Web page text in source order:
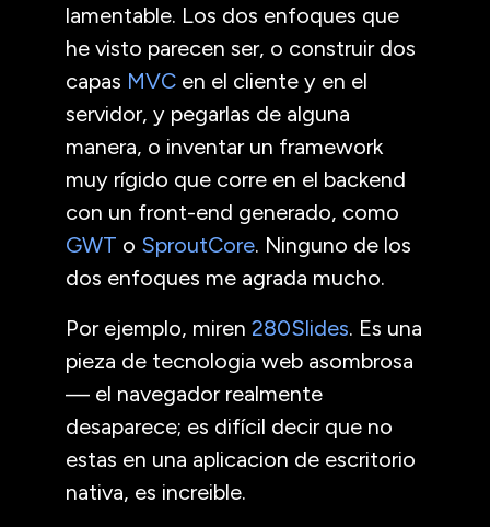
lamentable. Los dos enfoques que
he visto parecen ser, o construir dos
capas MVC en el cliente y en el
servidor, y pegarlas de alguna
manera, o inventar un framework
muy rígido que corre en el backend
con un front-end generado, como
GWT o SproutCore. Ninguno de los
dos enfoques me agrada mucho.
Por ejemplo, miren 280Slides. Es una
pieza de tecnologia web asombrosa
— el navegador realmente
desaparece; es difícil decir que no
estas en una aplicacion de escritorio
nativa, es increible.